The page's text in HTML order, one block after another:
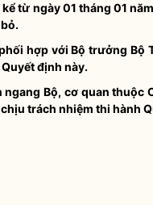
từ ngày 01 tháng 01
hợp vớiBộ trưởng Bộ
định này.
ngang Bộ, cơ quan thuộc
trách nhiệm thi hành